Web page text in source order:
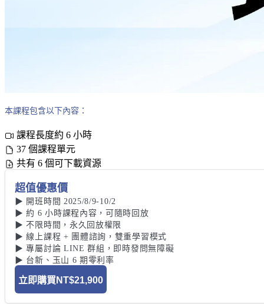
本課程包含以下內容：
課程長度約 6 小時
37 個課程單元
共有 6 個可下載資源
超值優惠價
▶ 開班時間 2025/8/9-10/2
▶ 約 6 小時課程內容，可隨時回放
▶ 不限時間，永久回放權限
▶ 線上課程 + 團體諮詢，雙重學習模式
▶ 專屬討論 LINE 群組，即時發問無障礙
▶ 台新、玉山 6 期零利率
立即購買 NT$21,900